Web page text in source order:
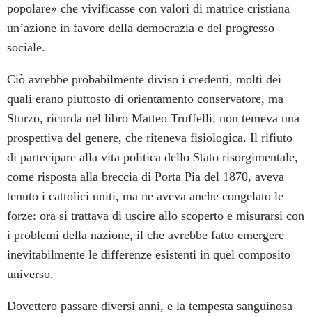
popolare» che vivificasse con valori di matrice cristiana
un’azione in favore della democrazia e del progresso
sociale.
Ciò avrebbe probabilmente diviso i credenti, molti dei
quali erano piuttosto di orientamento conservatore, ma
Sturzo, ricorda nel libro Matteo Truffelli, non temeva una
prospettiva del genere, che riteneva fisiologica. Il rifiuto
di partecipare alla vita politica dello Stato risorgimentale,
come risposta alla breccia di Porta Pia del 1870, aveva
tenuto i cattolici uniti, ma ne aveva anche congelato le
forze: ora si trattava di uscire allo scoperto e misurarsi con
i problemi della nazione, il che avrebbe fatto emergere
inevitabilmente le differenze esistenti in quel composito
universo.
Dovettero passare diversi anni, e la tempesta sanguinosa